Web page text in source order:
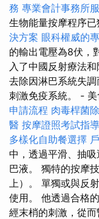
務 專業會計事務所
生物能量按摩程序
決方案 眼科權威的
的輸出電壓為8伏，
入了中國反射療法
去除因淋巴系統失
刺激免疫系統。 -
申請流程 肉毒桿菌
醫 按摩證照考試指導
多樣化自助餐選擇
中，透過平滑、抽
巴液。 獨特的按摩
上）。 單獨或與反
使用。 他透過合格
經末梢的刺激，從而